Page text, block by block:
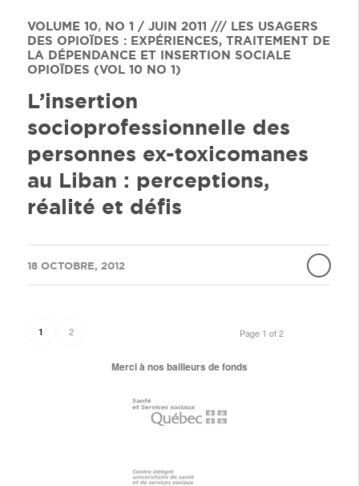
VOLUME 10, NO 1 / JUIN 2011 /// LES USAGERS
DES OPIOÏDES : EXPÉRIENCES, TRAITEMENT DE
LA DÉPENDANCE ET INSERTION SOCIALE
OPIOÏDES (VOL 10 NO 1)
L’insertion
socioprofessionnelle des
personnes ex-toxicomanes
au Liban : perceptions,
réalité et défis
18 OCTOBRE, 2012
/
Page 1 of 2
1 2
Merci à nos bailleurs de fonds